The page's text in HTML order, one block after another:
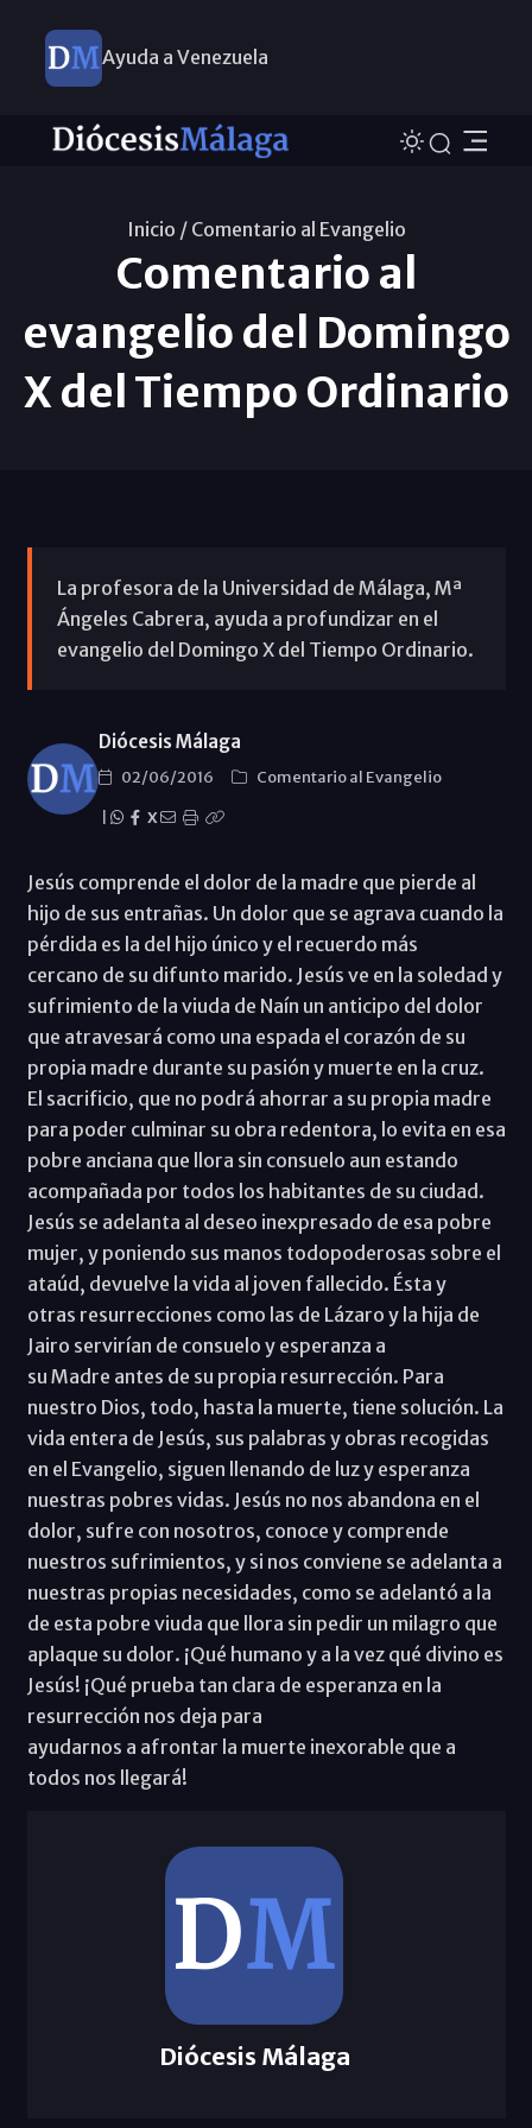
Ayuda a Venezuela
Inicio / Comentario al Evangelio
Comentario al
evangelio del Domingo
X del Tiempo Ordinario
La profesora de la Universidad de Málaga, Mª
Ángeles Cabrera, ayuda a profundizar en el
evangelio del Domingo X del Tiempo Ordinario.
Diócesis Málaga
02/06/2016
Comentario al Evangelio
X
Jesús comprende el dolor de la madre que pierde al
hijo de sus entrañas. Un dolor que se agrava cuando la
pérdida es la del hijo único y el recuerdo más
cercano de su difunto marido. Jesús ve en la soledad y
sufrimiento de la viuda de Naín un anticipo del dolor
que atravesará como una espada el corazón de su
propia madre durante su pasión y muerte en la cruz.
El sacrificio, que no podrá ahorrar a su propia madre
para poder culminar su obra redentora, lo evita en esa
pobre anciana que llora sin consuelo aun estando
acompañada por todos los habitantes de su ciudad.
Jesús se adelanta al deseo inexpresado de esa pobre
mujer, y poniendo sus manos todopoderosas sobre el
ataúd, devuelve la vida al joven fallecido. Ésta y
otras resurrecciones como las de Lázaro y la hija de
Jairo servirían de consuelo y esperanza a
su Madre antes de su propia resurrección. Para
nuestro Dios, todo, hasta la muerte, tiene solución. La
vida entera de Jesús, sus palabras y obras recogidas
en el Evangelio, siguen llenando de luz y esperanza
nuestras pobres vidas. Jesús no nos abandona en el
dolor, sufre con nosotros, conoce y comprende
nuestros sufrimientos, y si nos conviene se adelanta a
nuestras propias necesidades, como se adelantó a la
de esta pobre viuda que llora sin pedir un milagro que
aplaque su dolor. ¡Qué humano y a la vez qué divino es
Jesús! ¡Qué prueba tan clara de esperanza en la
resurrección nos deja para
ayudarnos a afrontar la muerte inexorable que a
todos nos llegará!
Diócesis Málaga